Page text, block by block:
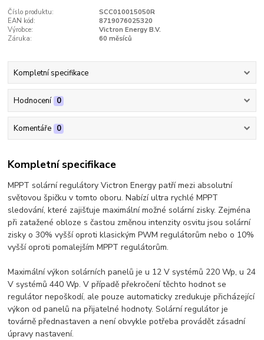
Číslo produktu:
SCC010015050R
EAN kód:
8719076025320
Výrobce:
Victron Energy B.V.
Záruka:
60 měsíců
Kompletní specifikace
Hodnocení 0
Komentáře 0
Kompletní specifikace
MPPT solární regulátory Victron Energy patří mezi absolutní
světovou špičku v tomto oboru. Nabízí ultra rychlé MPPT
sledování, které zajišťuje maximální možné solární zisky. Zejména
při zatažené obloze s častou změnou intenzity osvitu jsou solární
zisky o 30% vyšší oproti klasickým PWM regulátorům nebo o 10%
vyšší oproti pomalejším MPPT regulátorům.
Maximální výkon solárních panelů je u 12 V systémů 220 Wp, u 24
V systémů 440 Wp. V případě překročení těchto hodnot se
regulátor nepoškodí, ale pouze automaticky zredukuje přicházející
výkon od panelů na přijatelné hodnoty. Solární regulátor je
továrně přednastaven a není obvykle potřeba provádět zásadní
úpravy nastavení.